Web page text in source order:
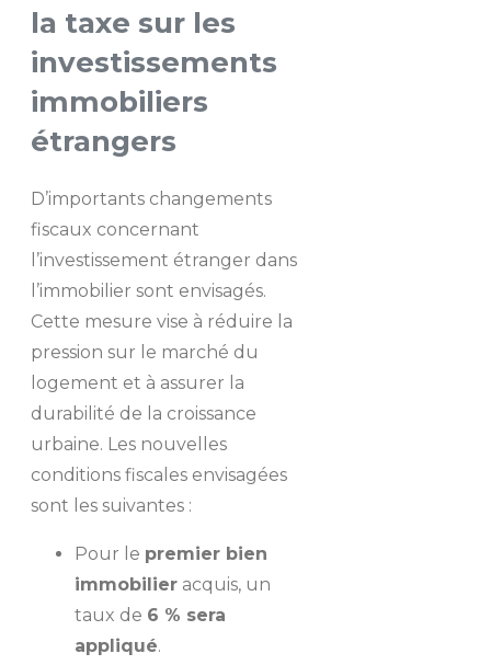
la taxe sur les
investissements
immobiliers
étrangers
D’importants changements
fiscaux concernant
l’investissement étranger dans
l’immobilier sont envisagés.
Cette mesure vise à réduire la
pression sur le marché du
logement et à assurer la
durabilité de la croissance
urbaine. Les nouvelles
conditions fiscales envisagées
sont les suivantes :
Pour le premier bien
immobilier acquis, un
taux de 6 % sera
appliqué.